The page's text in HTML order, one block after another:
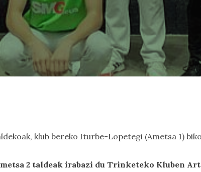
klub bereko Iturbe-Lopetegi (Ametsa 1)
2 taldeak irabazi du Trinketeko Kluben